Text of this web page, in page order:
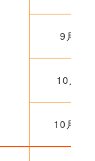
9月29
10月6
10月20